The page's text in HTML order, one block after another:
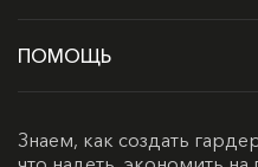
ПОМОЩЬ
Знаем, как создать